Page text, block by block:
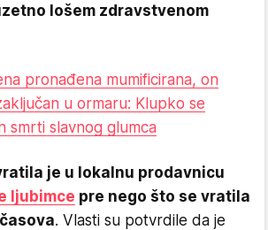
lošem zdravstvenom
pronađena mumificirana, on
u ormaru: Klupko se
smrti slavnog glumca
je u lokalnu prodavnicu
ljubimce pre nego što se vratila
. Vlasti su potvrdile da je